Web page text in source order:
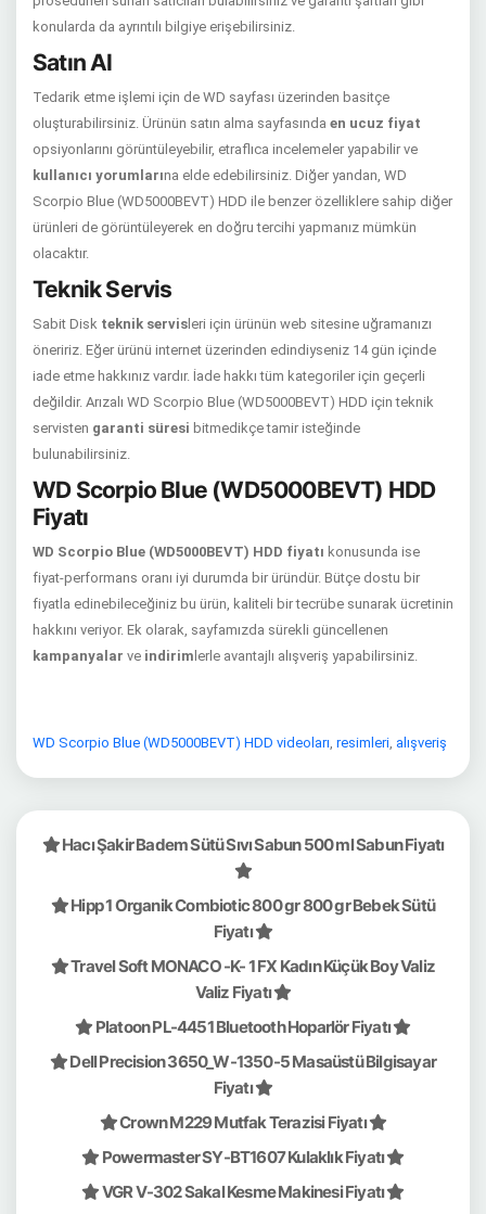
konularda da ayrıntılı bilgiye erişebilirsiniz.
Satın Al
Tedarik etme işlemi için de WD sayfası üzerinden basitçe
oluşturabilirsiniz. Ürünün satın alma sayfasında en ucuz fiyat
opsiyonlarını görüntüleyebilir, etraflıca incelemeler yapabilir ve
kullanıcı yorumlarına elde edebilirsiniz. Diğer yandan, WD
Scorpio Blue (WD5000BEVT) HDD ile benzer özelliklere sahip diğer
ürünleri de görüntüleyerek en doğru tercihi yapmanız mümkün
olacaktır.
Teknik Servis
Sabit Disk teknik servis leri için ürünün web sitesine uğramanızı
öneririz. Eğer ürünü internet üzerinden edindiyseniz 14 gün içinde
iade etme hakkınız vardır. İade hakkı tüm kategoriler için geçerli
değildir. Arızalı WD Scorpio Blue (WD5000BEVT) HDD için teknik
servisten garanti süresi bitmedikçe tamir isteğinde
bulunabilirsiniz.
WD Scorpio Blue (WD5000BEVT) HDD
Fiyatı
WD Scorpio Blue (WD5000BEVT) HDD fiyatı konusunda ise
fiyat-performans oranı iyi durumda bir üründür. Bütçe dostu bir
fiyatla edinebileceğiniz bu ürün, kaliteli bir tecrübe sunarak ücretinin
hakkını veriyor. Ek olarak, sayfamızda sürekli güncellenen
kampanyalar ve indirim lerle avantajlı alışveriş yapabilirsiniz.
WD Scorpio Blue (WD5000BEVT) HDD videoları, resimleri, alışveriş
Hacı Şakir Badem Sütü Sıvı Sabun 500 ml Sabun Fiyatı
Hipp 1 Organik Combiotic 800 gr 800 gr Bebek Sütü
Fiyatı
Travel Soft MONACO -K- 1 FX Kadın Küçük Boy Valiz
Valiz Fiyatı
Platoon PL-4451 Bluetooth Hoparlör Fiyatı
Dell Precision 3650_W-1350-5 Masaüstü Bilgisayar
Fiyatı
Crown M229 Mutfak Terazisi Fiyatı
Powermaster SY-BT1607 Kulaklık Fiyatı
VGR V-302 Sakal Kesme Makinesi Fiyatı